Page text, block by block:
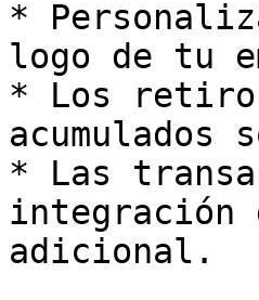
*
logo de tu
* Los
* Las
integración